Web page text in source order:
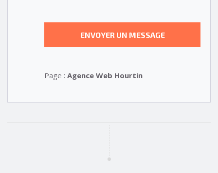
Page : Agence Web Hourtin